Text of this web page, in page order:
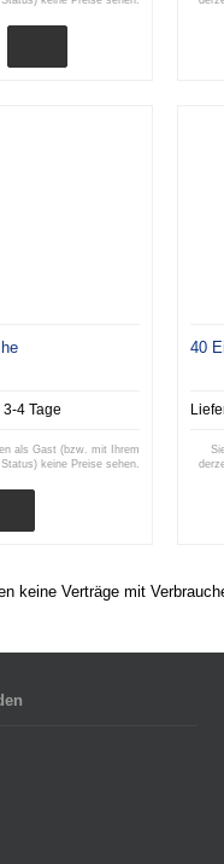
3-4 Tage
als Gast (bzw. mit Ihrem
keine Preise sehen.
40
keine Verträge mit